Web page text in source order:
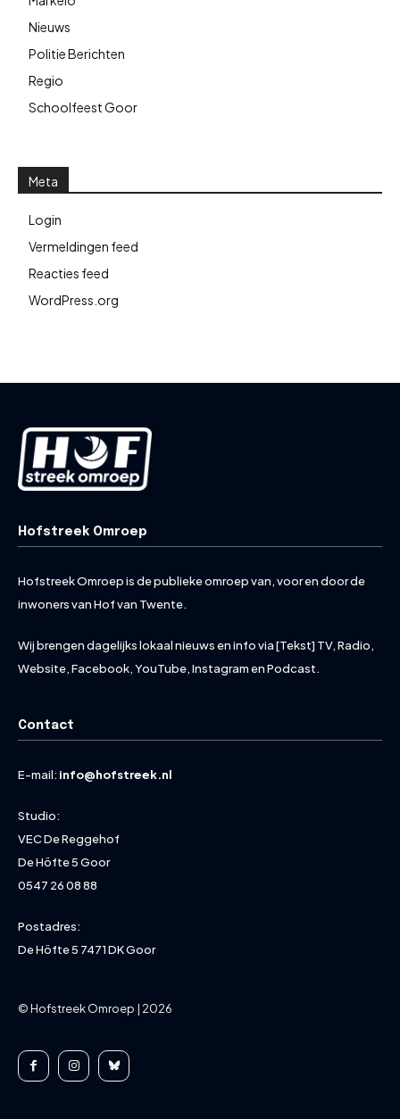
Nieuws
Politie Berichten
Regio
Schoolfeest Goor
Meta
Login
Vermeldingen feed
Reacties feed
WordPress.org
Hofstreek Omroep
Hofstreek Omroep is de publieke omroep van, voor en door de
inwoners van Hof van Twente.
Wij brengen dagelijks lokaal nieuws en info via [Tekst] TV, Radio,
Website, Facebook, YouTube, Instagram en Podcast.
Contact
E-mail: info@hofstreek.nl
Studio:
VEC De Reggehof
De Höfte 5 Goor
0547 26 08 88
Postadres:
De Höfte 5 7471 DK Goor
© Hofstreek Omroep | 2026